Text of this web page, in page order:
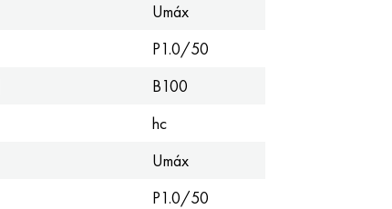
Umáx
P1.0/50
B100
hc
Umáx
P1.0/50